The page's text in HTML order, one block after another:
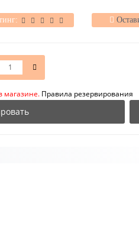
магазине. Правила резервирования